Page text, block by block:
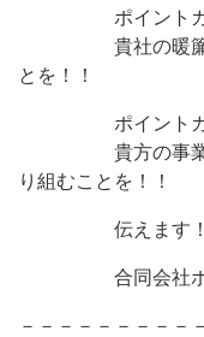
ポイントガー
貴社の暖簾を、
とを！！
ポイントガー
貴方の事業承継
り組むことを！！
伝えます！ 貴
合同会社ポイ
－－－－－－－－－